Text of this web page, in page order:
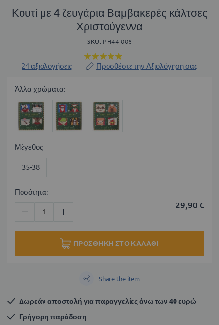
στην
Κουτί με 4 ζευγάρια Βαμβακερές κάλτσες
Χριστούγεννα
SKU PH44-006
Βαθμολογία:
99
% of100
24αξιολογήσεις Προσθέστε την Αξιολόγηση σας
Άλλα χρώματα:
Μέγεθος
35-38
29,90 €
Ποσότητα:
ΠΡΟΣΘΉΚΗ ΣΤΟ ΚΑΛΆΘΙ
Share the item
Δωρεάν αποστολή για παραγγελίες άνω των 40 ευρώ
Γρήγορη παράδοση